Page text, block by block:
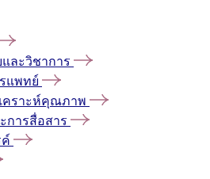
ละวิชาการ
แพทย์
คราะห์คุณภาพ
การสื่อสาร